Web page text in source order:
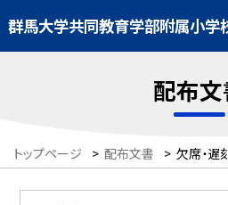
群馬大学共同教育学部附属小学
配布文
トップページ > 配布文書 > 欠席・遅